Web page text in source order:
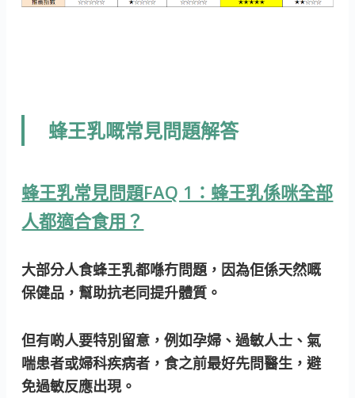
蜂王乳嘅常見問題解答
蜂王乳常見問題FAQ 1：蜂王乳係咪全部
人都適合食用？
大部分人食蜂王乳都喺冇問題 ，因為佢係天然嘅
保健品，幫助抗老同提升體質。
但有啲人要特別留意，例如孕婦、過敏人士、氣
喘患者或婦科疾病者 ，食之前最好先問醫生，避
免過敏反應出現。